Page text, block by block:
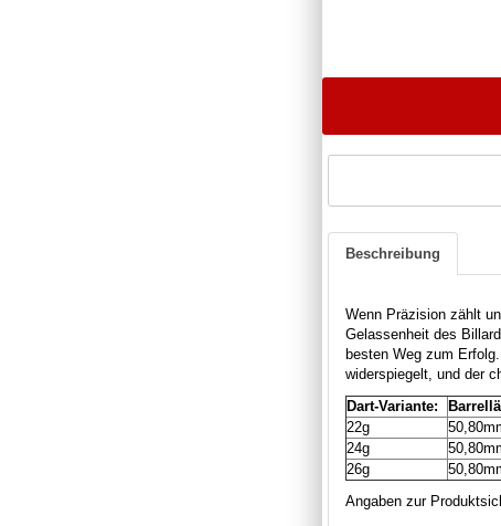
Beschreibung
Wenn Präzision zählt
Gelassenheit des
besten Weg zum Erfolg.
widerspiegelt, und der
Dart-Variante:
22g
24g
26g
Angaben zur